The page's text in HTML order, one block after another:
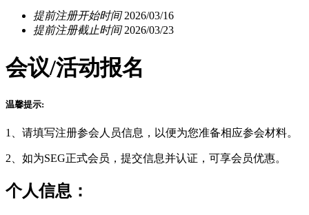
提前注册开始时间 2026/03/16
提前注册截止时间 2026/03/23
会议/活动报名
温馨提示:
1、请填写注册参会人员信息，以便为您准备相应参会材料。
2、如为SEG正式会员，提交信息并认证，可享会员优惠。
个人信息：